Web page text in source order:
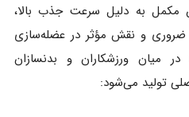
مکمل به دلیل سرعت جذب بالا،
ضروری و نقش مؤثر در عضله‌سازی
میان ورزشکاران و بدنسازان
تولید می‌شود: